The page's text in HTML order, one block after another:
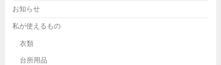
お知らせ
私が使えるもの
衣類
台所用品